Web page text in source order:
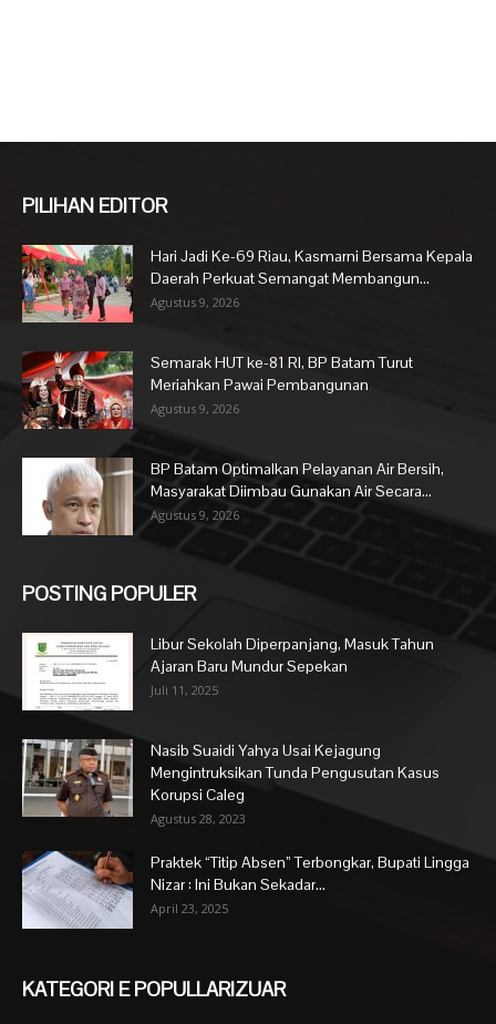
PILIHAN EDITOR
Hari Jadi Ke-69 Riau, Kasmarni Bersama Kepala
Daerah Perkuat Semangat Membangun...
Agustus 9, 2026
Semarak HUT ke-81 RI, BP Batam Turut
Meriahkan Pawai Pembangunan
Agustus 9, 2026
BP Batam Optimalkan Pelayanan Air Bersih,
Masyarakat Diimbau Gunakan Air Secara...
Agustus 9, 2026
POSTING POPULER
Libur Sekolah Diperpanjang, Masuk Tahun
Ajaran Baru Mundur Sepekan
Juli 11, 2025
Nasib Suaidi Yahya Usai Kejagung
Mengintruksikan Tunda Pengusutan Kasus
Korupsi Caleg
Agustus 28, 2023
Praktek “Titip Absen” Terbongkar, Bupati Lingga
Nizar : Ini Bukan Sekadar...
April 23, 2025
KATEGORI E POPULLARIZUAR